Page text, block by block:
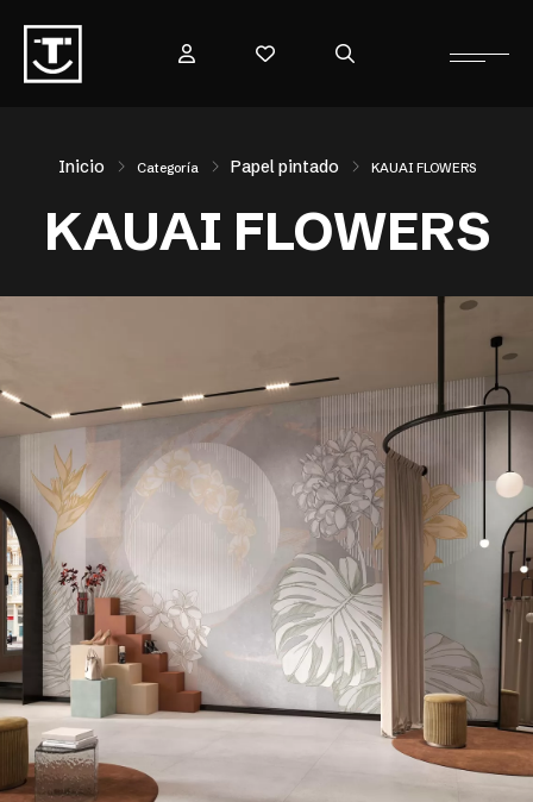
Inicio Categoría Papel pintado KAUAI FLOWERS
KAUAI FLOWERS